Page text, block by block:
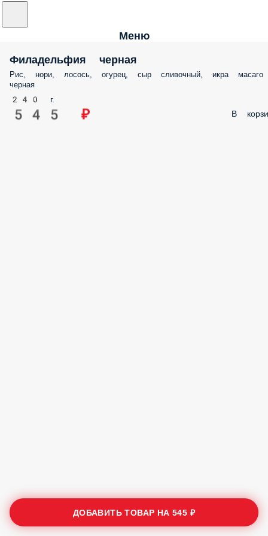
Меню
Филадельфия черная
Рис, нори, лосось, огурец, сыр сливочный, икра масаго
черная
240 г.
545 ₽ В
ДОБАВИТЬ ТОВАР НА545 ₽